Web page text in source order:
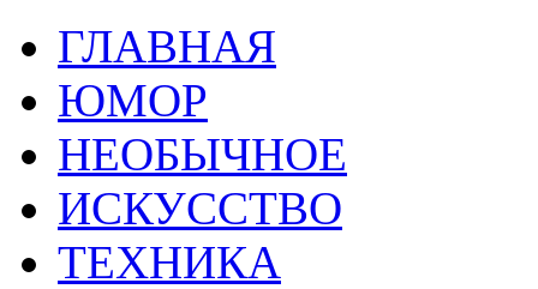
ГЛАВНАЯ
ЮМОР
НЕОБЫЧНОЕ
ИСКУССТВО
ТЕХНИКА